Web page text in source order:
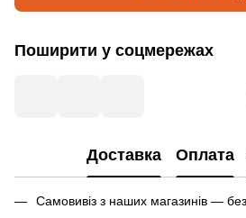
Поширити у соцмережах
Доставка Оплата
Самовивіз з наших магазинів —